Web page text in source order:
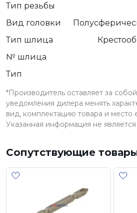
Тип резьбы
Вид головки
Тип шлица
№ шлица
Тип
*Производитель оставляет за
уведомления дилера менять
вид, комплектацию товара и место
Указанная информация не
Сопутствующие